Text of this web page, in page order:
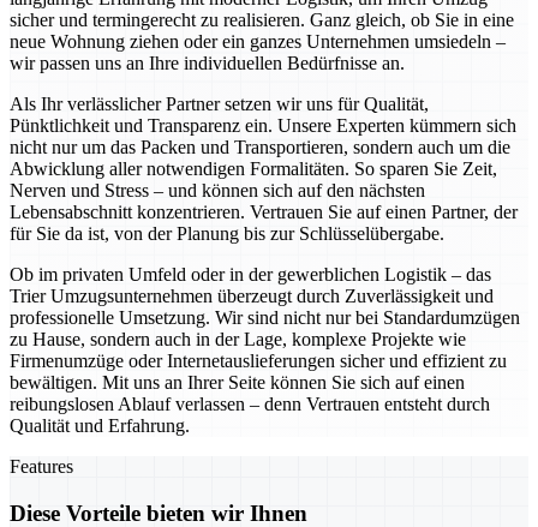
sicher und termingerecht zu realisieren. Ganz gleich, ob Sie in eine
neue Wohnung ziehen oder ein ganzes Unternehmen umsiedeln –
wir passen uns an Ihre individuellen Bedürfnisse an.
Als Ihr verlässlicher Partner setzen wir uns für Qualität,
Pünktlichkeit und Transparenz ein. Unsere Experten kümmern sich
nicht nur um das Packen und Transportieren, sondern auch um die
Abwicklung aller notwendigen Formalitäten. So sparen Sie Zeit,
Nerven und Stress – und können sich auf den nächsten
Lebensabschnitt konzentrieren. Vertrauen Sie auf einen Partner, der
für Sie da ist, von der Planung bis zur Schlüsselübergabe.
Ob im privaten Umfeld oder in der gewerblichen Logistik – das
Trier Umzugsunternehmen überzeugt durch Zuverlässigkeit und
professionelle Umsetzung. Wir sind nicht nur bei Standardumzügen
zu Hause, sondern auch in der Lage, komplexe Projekte wie
Firmenumzüge oder Internetauslieferungen sicher und effizient zu
bewältigen. Mit uns an Ihrer Seite können Sie sich auf einen
reibungslosen Ablauf verlassen – denn Vertrauen entsteht durch
Qualität und Erfahrung.
Features
Diese Vorteile bieten wir Ihnen